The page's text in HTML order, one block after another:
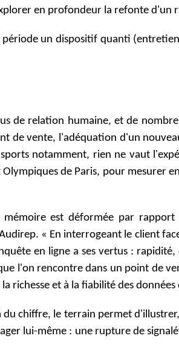
en profondeur la refonte d'un
période un dispositif quanti
de relation humaine, et de
de vente, l'adéquation d'un
notamment, rien ne vaut
de Paris, pour mesurer
mémoire est déformée par
« En interrogeant le client
en ligne a ses vertus :
l'on rencontre dans un point de
richesse et à la fiabilité des données
chiffre, le terrain permet
lui-même : une rupture de